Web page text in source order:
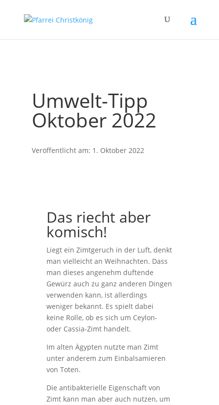
Umwelt-Tipp
Oktober 2022
Veröffentlicht am: 1. Oktober 2022
Das riecht aber
komisch!
Liegt ein Zimtgeruch in der Luft, denkt
man vielleicht an Weih­nachten. Dass
man dieses angenehm duftende
Gewürz auch zu ganz anderen Dingen
verwenden kann, ist allerdings
weniger bekannt. Es spielt dabei
keine Rolle, ob es sich um Ceylon-
oder Cassia-Zimt handelt.
Im alten Ägypten nutzte man Zimt
unter anderem zum Einbalsamieren
von Toten.
Die antibakterielle Eigenschaft von
Zimt kann man aber auch nutzen, um